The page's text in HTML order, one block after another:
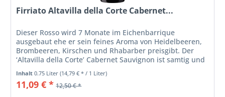
Firriato Altavilla della Corte Cabernet...
Dieser Rosso wird 7 Monate im Eichenbarrique
ausgebaut ehe er sein feines Aroma von Heidelbeeren,
Brombeeren, Kirschen und Rhabarber preisgibt. Der
‘Altavilla della Corte’ Cabernet Sauvignon ist samtig und
weich im Geschmack.
Inhalt0.75 Liter(14,79 € * / 1 Liter)
11,09 € * 12,50 € *